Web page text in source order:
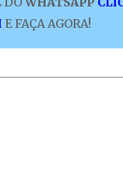
E FAÇA AGORA!